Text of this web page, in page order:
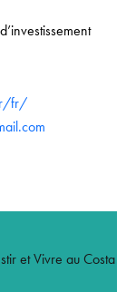
fr/
et Vivre au Costa